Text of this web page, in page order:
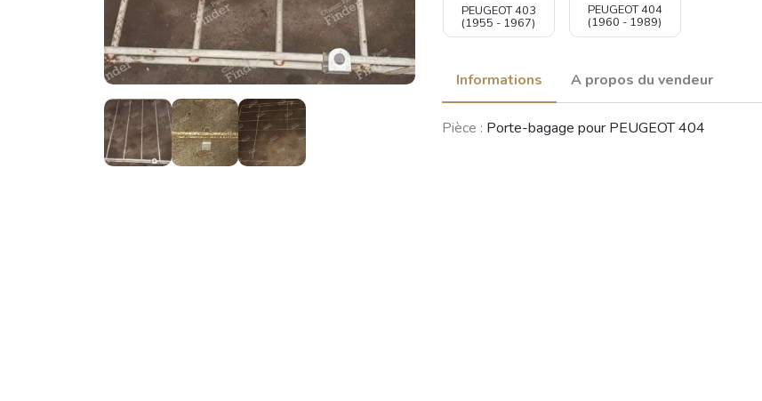
PEUGEOT 403
(1955 - 1967)
PEUGEOT 404
(1960 - 1989)
Informations A propos du vendeur
Pièce : Porte-bagage pour PEUGEOT 404